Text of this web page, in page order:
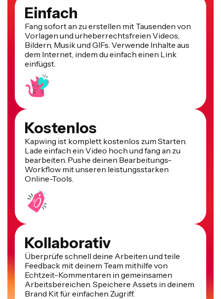
Einfach
Fang sofort an zu erstellen mit Tausenden von
Vorlagen und urheberrechtsfreien Videos,
Bildern, Musik und GIFs. Verwende Inhalte aus
dem Internet, indem du einfach einen Link
einfügst.
Kostenlos
Kapwing ist komplett kostenlos zum Starten.
Lade einfach ein Video hoch und fang an zu
bearbeiten. Pushe deinen Bearbeitungs-
Workflow mit unseren leistungsstarken
Online-Tools.
Kollaborativ
Überprüfe schnell deine Arbeiten und teile
Feedback mit deinem Team mithilfe von
Echtzeit-Kommentaren in gemeinsamen
Arbeitsbereichen. Speichere Assets in deinem
Brand Kit für einfachen Zugriff.